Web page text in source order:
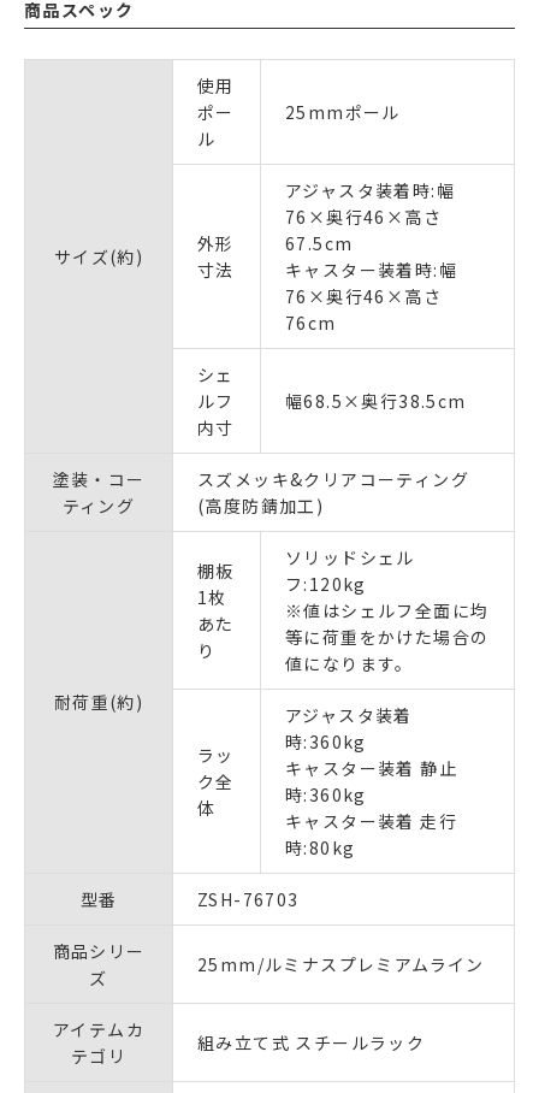
商品スペック
サイズ(約)
使用
ポー
ル
25mmポール
外形
寸法
アジャスタ装着時:幅
76×奥行46×高さ
67.5cm
キャスター装着時:幅
76×奥行46×高さ
76cm
シェ
ルフ
内寸
幅68.5×奥行38.5cm
塗装・コー
ティング
スズメッキ&クリアコーティング
(高度防錆加工)
耐荷重(約)
棚板
1枚
あた
り
ソリッドシェル
フ:120kg
※値はシェルフ全面に均
等に荷重をかけた場合の
値になります。
ラッ
ク全
体
アジャスタ装着
時:360kg
キャスター装着 静止
時:360kg
キャスター装着 走行
時:80kg
型番 ZSH-76703
商品シリー
ズ
25mm/ルミナスプレミアムライン
アイテムカ
テゴリ
組み立て式 スチールラック